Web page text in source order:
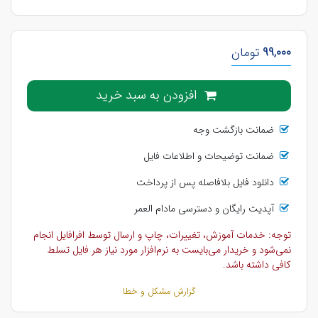
99,000 تومان
افزودن به سبد خرید
ضمانت بازگشت وجه
ضمانت توضیحات و اطلاعات فایل
دانلود فایل بلافاصله پس از پرداخت
آپدیت رایگان و دسترسی مادام العمر
توجه: خدمات آموزش، تغییرات، چاپ و ارسال توسط افرافایل انجام
نمی‌شود و خریدار می‌بایست به نرم‌افزار مورد نیاز هر فایل تسلط
کافی داشته باشد.
گزارش مشکل و خطا